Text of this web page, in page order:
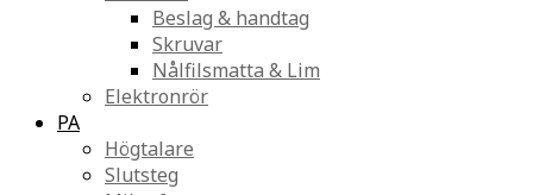
Beslag & handtag
Skruvar
Nålfilsmatta & Lim
Elektronrör
PA
Högtalare
Slutsteg